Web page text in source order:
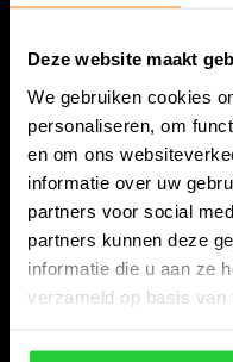
Deze website maakt
We gebruiken cookies
personaliseren, om
en om ons
informatie over uw
partners voor social
partners kunnen deze
informatie die u aan ze
verzameld op basis van
Bespanracket.nl is